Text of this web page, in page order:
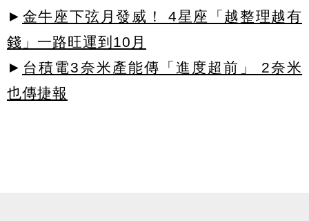
► 金牛座下弦月發威！ 4星座「越整理越有
錢」一路旺運到10月
► 台積電3奈米產能傳「進度超前」 2奈米
也傳捷報